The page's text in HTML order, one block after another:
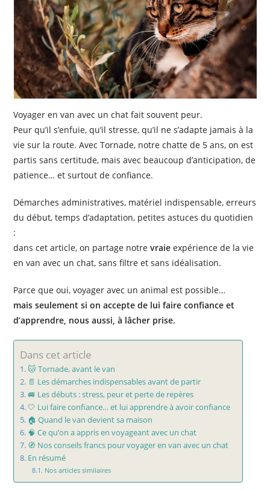
Voyager en van avec un chat fait souvent peur.
Peur qu’il s’enfuie, qu’il stresse, qu’il ne s’adapte jamais à la
vie sur la route. Avec Tornade, notre chatte de 5 ans, on est
partis sans certitude, mais avec beaucoup d’anticipation, de
patience… et surtout de confiance.
Démarches administratives, matériel indispensable, erreurs
du début, temps d’adaptation, petites astuces du quotidien
:
dans cet article, on partage notrevraie expérience de la vie
en van avec un chat, sans filtre et sans idéalisation.
Parce que oui, voyager avec un animal est possible…
mais seulement si on accepte de lui faire confiance et
d’apprendre, nous aussi, à lâcher prise.
Dans cet article
🐱 Tornade, avant le van
📄 Les démarches indispensables avant de partir
🚐 Les débuts : stress, peur et perte de repères
🤍 Lui faire confiance… et lui apprendre à avoir confiance
🏠 Quand le van devient sa maison
🧠 Ce qu’on a appris en voyageant avec un chat
🧭 Nos conseils francs pour voyager en van avec un chat
En résumé
Nos articles similaires